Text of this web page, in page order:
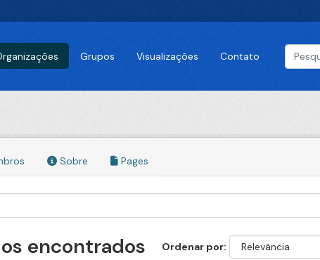
Grupos Visualizações Contato
Sobre Pages
Ordenar por
encontrados